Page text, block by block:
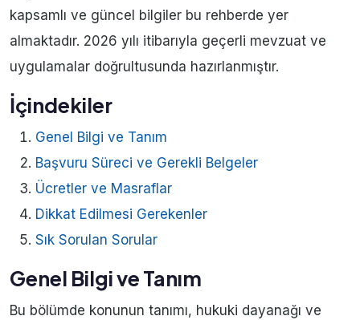
kapsamlı ve güncel bilgiler bu rehberde yer
almaktadır. 2026 yılı itibarıyla geçerli mevzuat ve
uygulamalar doğrultusunda hazırlanmıştır.
İçindekiler
Genel Bilgi ve Tanım
Başvuru Süreci ve Gerekli Belgeler
Ücretler ve Masraflar
Dikkat Edilmesi Gerekenler
Sık Sorulan Sorular
Genel Bilgi ve Tanım
Bu bölümde konunun tanımı, hukuki dayanağı ve